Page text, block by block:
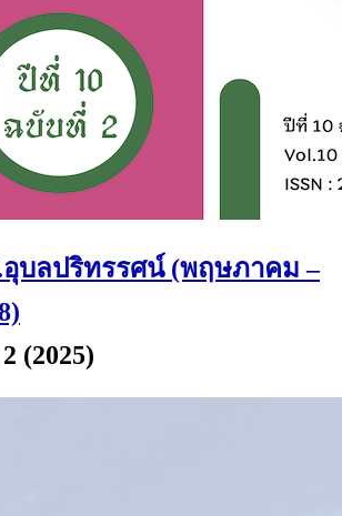
อุบลปริทรรศน์ (พฤษภาคม –
(2025)